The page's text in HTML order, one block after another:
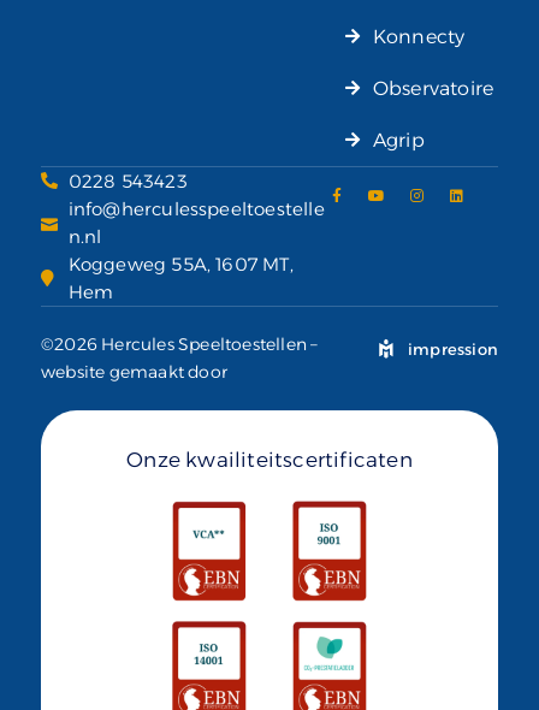
Konnecty
Observatoire
Agrip
0228 543423
info@herculesspeeltoestelle
n.nl
Koggeweg 55A, 1607 MT,
Hem
©2026 Hercules Speeltoestellen –
website gemaakt door
impression
Onze kwailiteitscertificaten